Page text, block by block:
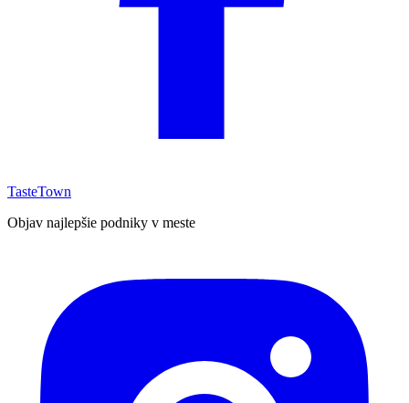
TasteTown
Objav najlepšie podniky v meste